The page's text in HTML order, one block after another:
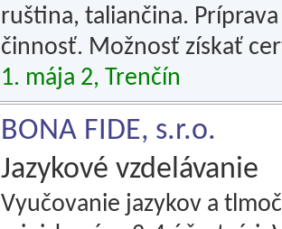
ruština, taliančina.
činnosť. Možnosť získať
1. mája 2, Trenčín
BONA FIDE, s.r.o.
Jazykové vzdelávanie
Vyučovanie jazykov a